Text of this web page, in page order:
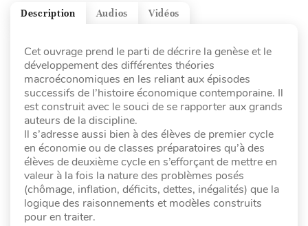
Vidéos
Audios
Description
Cet ouvrage prend le parti de décrire la genèse et le
développement des différentes théories
macroéconomiques en les reliant aux épisodes
successifs de l’histoire économique contemporaine. Il
est construit avec le souci de se rapporter aux grands
auteurs de la discipline.
Il s’adresse aussi bien à des élèves de premier cycle
en économie ou de classes préparatoires qu’à des
élèves de deuxième cycle en s’efforçant de mettre en
valeur à la fois la nature des problèmes posés
(chômage, inflation, déficits, dettes, inégalités) que la
logique des raisonnements et modèles construits
pour en traiter.